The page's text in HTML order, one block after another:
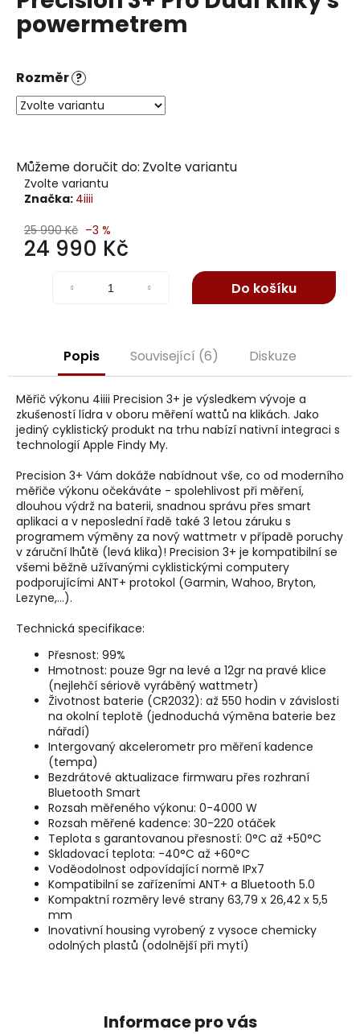
powermetrem
Rozměr ?
Můžeme doručit do: Zvolte variantu
Zvolte variantu
Značka: 4iiii
25 990 Kč –3 %
24 990 Kč
Do košíku
Popis Související (6) Diskuze
Měřič výkonu 4iiii Precision 3+ je výsledkem vývoje a
zkušeností lídra v oboru měření wattů na klikách. Jako
jediný cyklistický produkt na trhu nabízí nativní integraci s
technologií Apple Findy My.
Precision 3+ Vám dokáže nabídnout vše, co od moderního
měřiče výkonu očekáváte - spolehlivost při měření,
dlouhou výdrž na baterii, snadnou správu přes smart
aplikaci a v neposlední řadě také 3 letou záruku s
programem výměny za nový wattmetr v případě poruchy
v záruční lhůtě (levá klika)! Precision 3+ je kompatibilní se
všemi běžně užívanými cyklistickými computery
podporujícími ANT+ protokol (Garmin, Wahoo, Bryton,
Lezyne,...).
Technická specifikace:
Přesnost: 99%
Hmotnost: pouze 9gr na levé a 12gr na pravé klice
(nejlehčí sériově vyráběný wattmetr)
Životnost baterie (CR2032): až 550 hodin v závislosti
na okolní teplotě (jednoduchá výměna baterie bez
nářadí)
Intergovaný akcelerometr pro měření kadence
(tempa)
Bezdrátové aktualizace firmwaru přes rozhraní
Bluetooth Smart
Rozsah měřeného výkonu: 0-4000 W
Rozsah měřené kadence: 30-220 otáček
Teplota s garantovanou přesností: 0°C až +50°C
Skladovací teplota: -40°C až +60°C
Voděodolnost odpovídající normě IPx7
Kompatibilní se zařízeními ANT+ a Bluetooth 5.0
Kompaktní rozměry levé strany 63,79 x 26,42 x 5,5
mm
Inovativní housing vyrobený z vysoce chemicky
odolných plastů (odolnější při mytí)
j
í
?
D
o
p
e
m
e
Informace pro vás